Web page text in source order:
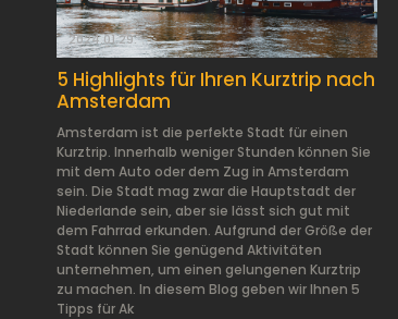
2024.01.29.
5 Highlights für Ihren Kurztrip nach
Amsterdam
Amsterdam ist die perfekte Stadt für einen
Kurztrip. Innerhalb weniger Stunden können Sie
mit dem Auto oder dem Zug in Amsterdam
sein. Die Stadt mag zwar die Hauptstadt der
Niederlande sein, aber sie lässt sich gut mit
dem Fahrrad erkunden. Aufgrund der Größe der
Stadt können Sie genügend Aktivitäten
unternehmen, um einen gelungenen Kurztrip
zu machen. In diesem Blog geben wir Ihnen 5
Tipps für Ak